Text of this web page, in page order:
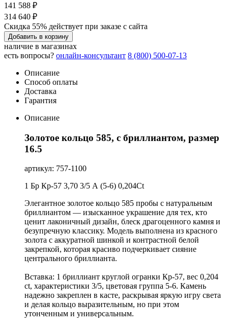
141 588 ₽
314 640 ₽
Скидка 55% действует при заказе с сайта
Добавить в корзину
наличие в магазинах
есть вопросы? онлайн-консультант 8 (800) 500-07-13
Описание
Способ оплаты
Доставка
Гарантия
Описание
Золотое кольцо 585, с бриллиантом, размер
16.5
артикул: 757-1100
1 Бр Кр-57 3,70 3/5 А (5-6) 0,204Ct
Элегантное золотое кольцо 585 пробы с натуральным
бриллиантом — изысканное украшение для тех, кто
ценит лаконичный дизайн, блеск драгоценного камня и
безупречную классику. Модель выполнена из красного
золота с аккуратной шинкой и контрастной белой
закрепкой, которая красиво подчеркивает сияние
центрального бриллианта.
Вставка: 1 бриллиант круглой огранки Кр-57, вес 0,204
ct, характеристики 3/5, цветовая группа 5-6. Камень
надежно закреплен в касте, раскрывая яркую игру света
и делая кольцо выразительным, но при этом
утонченным и универсальным.